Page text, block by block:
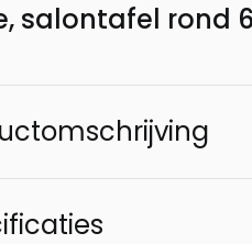
salontafel rond